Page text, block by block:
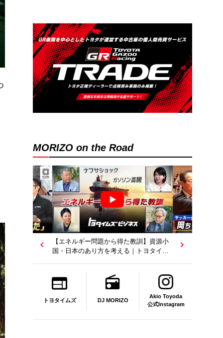
MORIZO on the Road
【エネルギー問題から得た教訓】資源小
国・日本のあり方を考える｜トヨタイム
トヨタイムズ DJ MORIZO
Akio Toyoda
公式Instagram